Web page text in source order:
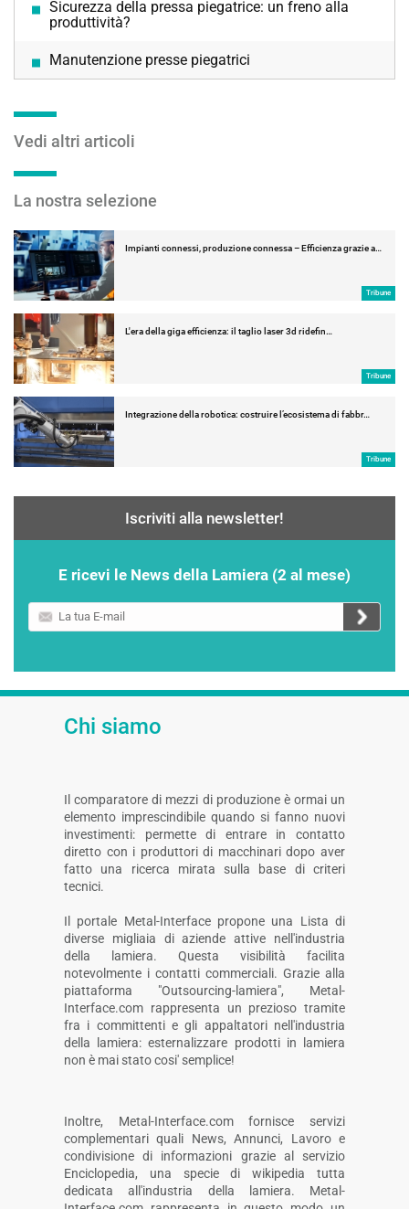
Sicurezza della pressa piegatrice: un freno alla
produttività?
Manutenzione presse piegatrici
Vedi altri articoli
La nostra selezione
Impianti connessi, produzione connessa – Efficienza grazie a…
Tribune
L'era della giga efficienza: il taglio laser 3d ridefin…
Tribune
Integrazione della robotica: costruire l’ecosistema di fabbr…
Tribune
Iscriviti alla newsletter!
E ricevi le News della Lamiera (2 al mese)
La
tua
Chi siamo
Il comparatore di mezzi di produzione è ormai un
elemento imprescindibile quando si fanno nuovi
investimenti: permette di entrare in contatto
diretto con i produttori di macchinari dopo aver
fatto una ricerca mirata sulla base di criteri
tecnici.
Il portale Metal-Interface propone una Lista di
diverse migliaia di aziende attive nell'industria
della lamiera. Questa visibilità facilita
notevolmente i contatti commerciali. Grazie alla
piattaforma "Outsourcing-lamiera", Metal-
Interface.com rappresenta un prezioso tramite
fra i committenti e gli appaltatori nell'industria
della lamiera: esternalizzare prodotti in lamiera
non è mai stato cosi' semplice!
Inoltre, Metal-Interface.com fornisce servizi
complementari quali News, Annunci, Lavoro e
condivisione di informazioni grazie al servizio
Enciclopedia, una specie di wikipedia tutta
dedicata all'industria della lamiera. Metal-